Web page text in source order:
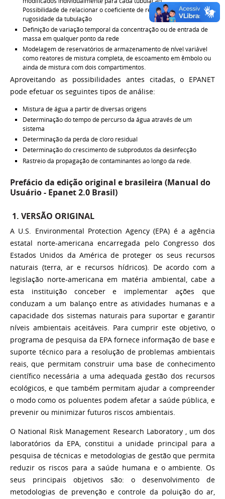
Possibilidade de relacionar o coeficiente de reação na parede com a
rugosidade da tubulação
Definição de variação temporal da concentração ou de entrada de
massa em qualquer ponto da rede
Modelagem de reservatórios de armazenamento de nível variável
como reatores de mistura completa, de escoamento em êmbolo ou
ainda de mistura com dois compartimentos.
Aproveitando as possibilidades antes citadas, o EPANET
pode efetuar os seguintes tipos de análise:
Mistura de água a partir de diversas origens
Determinação do tempo de percurso da água através de um
sistema
Determinação da perda de cloro residual
Determinação do crescimento de subprodutos da desinfecção
Rastreio da propagação de contaminantes ao longo da rede.
Prefácio da edição original e brasileira (Manual do
Usuário - Epanet 2.0 Brasil)
1. VERSÃO ORIGINAL
A U.S. Environmental Protection Agency (EPA) é a agência
estatal norte-americana encarregada pelo Congresso dos
Estados Unidos da América de proteger os seus recursos
naturais (terra, ar e recursos hídricos). De acordo com a
legislação norte-americana em matéria ambiental, cabe a
esta instituição conceber e implementar ações que
conduzam a um balanço entre as atividades humanas e a
capacidade dos sistemas naturais para suportar e garantir
níveis ambientais aceitáveis. Para cumprir este objetivo, o
programa de pesquisa da EPA fornece informação de base e
suporte técnico para a resolução de problemas ambientais
reais, que permitam construir uma base de conhecimento
científico necessária a uma adequada gestão dos recursos
ecológicos, e que também permitam ajudar a compreender
o modo como os poluentes podem afetar a saúde pública, e
prevenir ou minimizar futuros riscos ambientais.
O National Risk Management Research Laboratory , um dos
laboratórios da EPA, constitui a unidade principal para a
pesquisa de técnicas e metodologias de gestão que permita
reduzir os riscos para a saúde humana e o ambiente. Os
seus principais objetivos são: o desenvolvimento de
metodologias de prevenção e controle da poluição do ar,